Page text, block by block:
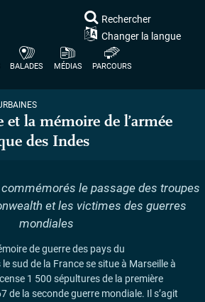
BALADES MÉDIAS PARCOURS
Rechercher
Changer la langue
et la mémoire de l’armée
des Indes
le passage des troupes
et les victimes des guerres
mondiales
de guerre des pays du
sud de la France se situe à Marseille à
1 500 sépultures de la première
de la seconde guerre mondiale. Il s’agit